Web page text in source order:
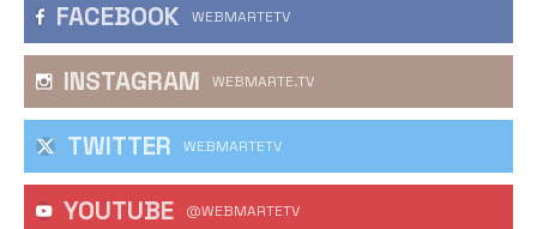
FACEBOOK WEBMARTETV
INSTAGRAM WEBMARTE.TV
TWITTER WEBMARTETV
YOUTUBE @WEBMARTETV